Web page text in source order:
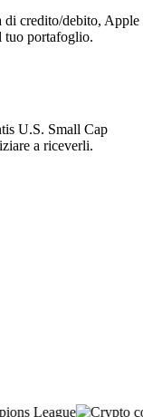
di credito/debito, Apple
tuo portafoglio.
U.S. Small Cap
a riceverli.